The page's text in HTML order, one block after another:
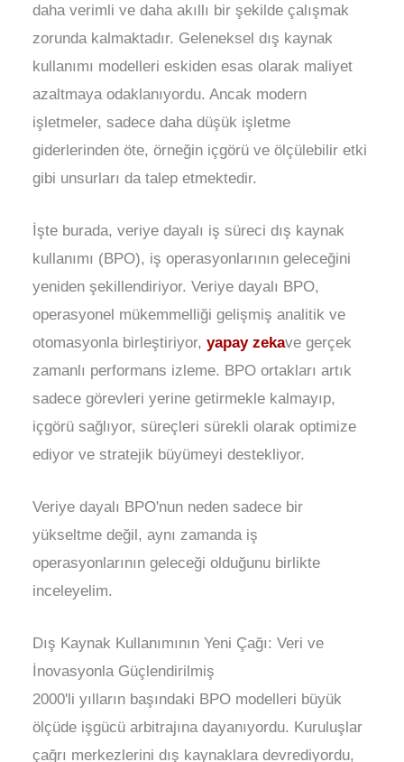
daha verimli ve daha akıllı bir şekilde çalışmak
zorunda kalmaktadır. Geleneksel dış kaynak
kullanımı modelleri eskiden esas olarak maliyet
azaltmaya odaklanıyordu. Ancak modern
işletmeler, sadece daha düşük işletme
giderlerinden öte, örneğin içgörü ve ölçülebilir etki
gibi unsurları da talep etmektedir.
İşte burada, veriye dayalı iş süreci dış kaynak
kullanımı (BPO), iş operasyonlarının geleceğini
yeniden şekillendiriyor. Veriye dayalı BPO,
operasyonel mükemmelliği gelişmiş analitik ve
otomasyonla birleştiriyor,yapay zekave gerçek
zamanlı performans izleme. BPO ortakları artık
sadece görevleri yerine getirmekle kalmayıp,
içgörü sağlıyor, süreçleri sürekli olarak optimize
ediyor ve stratejik büyümeyi destekliyor.
Veriye dayalı BPO'nun neden sadece bir
yükseltme değil, aynı zamanda iş
operasyonlarının geleceği olduğunu birlikte
inceleyelim.
Dış Kaynak Kullanımının Yeni Çağı: Veri ve
İnovasyonla Güçlendirilmiş
2000'li yılların başındaki BPO modelleri büyük
ölçüde işgücü arbitrajına dayanıyordu. Kuruluşlar
çağrı merkezlerini dış kaynaklara devrediyordu,